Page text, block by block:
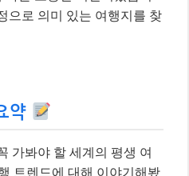
으로 의미 있는 여행지를 찾
약
가봐야 할 세계의 평생 여
트렌드에 대해 이야기해봤